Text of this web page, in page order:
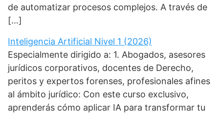
de automatizar procesos complejos. A través de
[…]
Inteligencia Artificial Nivel 1 (2026)
Especialmente dirigido a: 1. Abogados, asesores
jurídicos corporativos, docentes de Derecho,
peritos y expertos forenses, profesionales afines
al ámbito jurídico: Con este curso exclusivo,
aprenderás cómo aplicar IA para transformar tu